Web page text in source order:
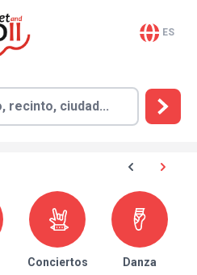
ES
Conciertos Danza